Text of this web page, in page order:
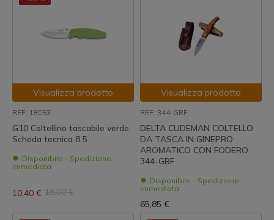
Visualizza prodotto
REF: 18053
G10 Coltellino tascabile verde.
Scheda tecnica 8.5
Disponibile - Spedizione
immediata
10,40 € 16,00 €
Visualizza prodotto
REF: 344-GBF
DELTA CUDEMAN COLTELLO
DA TASCA IN GINEPRO
AROMATICO CON FODERO
344-GBF
Disponibile - Spedizione
immediata
65,85 €